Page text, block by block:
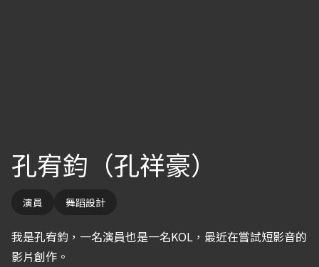
孔宥鈞（孔祥豪）
演員 舞蹈設計
我是孔宥鈞，一名演員也是一名KOL，最近在嘗試短影音的
影片創作。